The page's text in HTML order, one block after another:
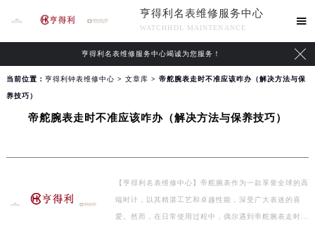
亨得利名表维修服务中心
WATCHHDL MAINTENANCE

亨得利名表维修服务中心竭诚为您服务！ 
当前位置： 亨得利钟表维修中心 > 文章库 > 帝舵腕表走时不准应该咋办（解决方法与保
养技巧）
帝舵腕表走时不准应该咋办（解决方法与保养技巧）
【亨得利名表维修中心】帝舵腕表作为一款享誉全球的高
端时计，以其精湛工艺和卓越性能，深受广大表迷的喜
爱。然而，在日常使用过程中，偶尔遇到帝舵腕表走时不